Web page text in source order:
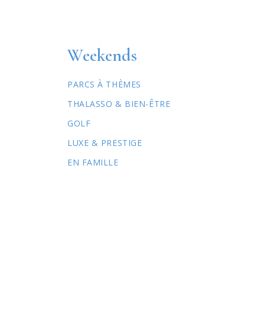
Weekends
PARCS À THÈMES
THALASSO & BIEN-ÊTRE
GOLF
LUXE & PRESTIGE
EN FAMILLE